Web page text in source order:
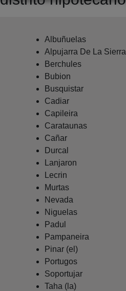
Albuñuelas
Alpujarra De La Sierra
Berchules
Bubion
Busquistar
Cadiar
Capileira
Carataunas
Cañar
Durcal
Lanjaron
Lecrin
Murtas
Nevada
Niguelas
Padul
Pampaneira
Pinar (el)
Portugos
Soportujar
Taha (la)